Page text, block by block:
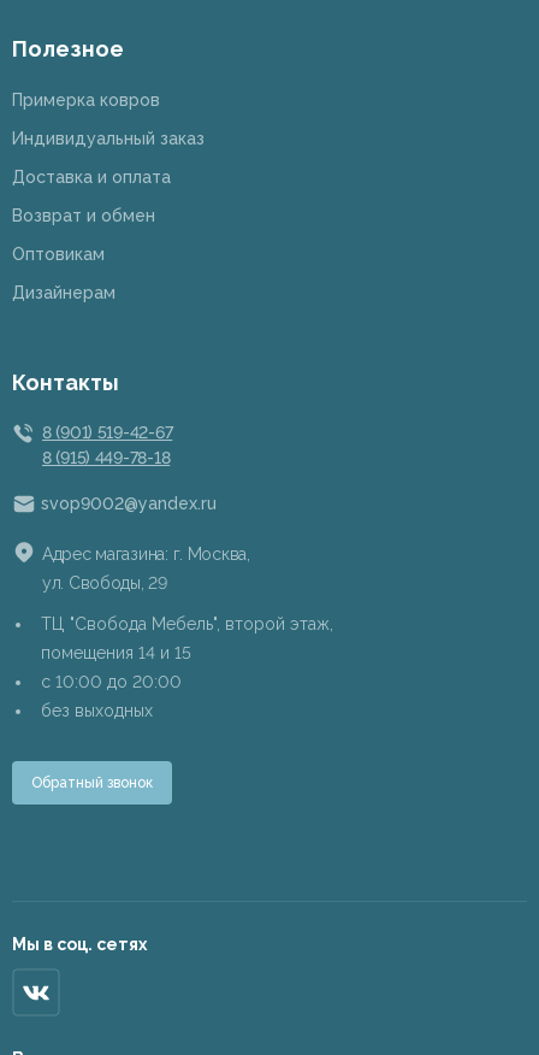
Полезное
Примерка ковров
Индивидуальный заказ
Доставка и оплата
Возврат и обмен
Оптовикам
Дизайнерам
Контакты
8 (901) 519-42-67
8 (915) 449-78-18
svop9002@yandex.ru
Адрес магазина: г. Москва,
ул. Свободы, 29
ТЦ "Свобода Мебель", второй этаж,
помещения 14 и 15
c 10:00 до 20:00
без выходных
Обратный звонок
Мы в соц. сетях